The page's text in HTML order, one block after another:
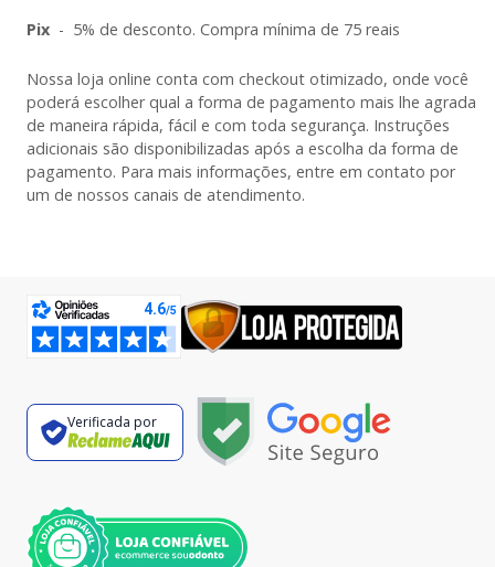
Pix - 5% de desconto. Compra mínima de 75 reais
Nossa loja online conta com checkout otimizado, onde você
poderá escolher qual a forma de pagamento mais lhe agrada
de maneira rápida, fácil e com toda segurança. Instruções
adicionais são disponibilizadas após a escolha da forma de
pagamento. Para mais informações, entre em contato por
um de nossos canais de atendimento.
Verificada por